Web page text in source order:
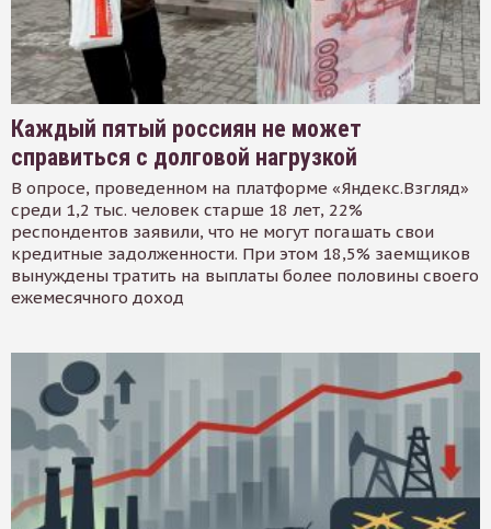
Каждый пятый россиян не может
справиться с долговой нагрузкой
В опросе, проведенном на платформе «Яндекс.Взгляд»
среди 1,2 тыс. человек старше 18 лет, 22%
респондентов заявили, что не могут погашать свои
кредитные задолженности. При этом 18,5% заемщиков
вынуждены тратить на выплаты более половины своего
ежемесячного доход